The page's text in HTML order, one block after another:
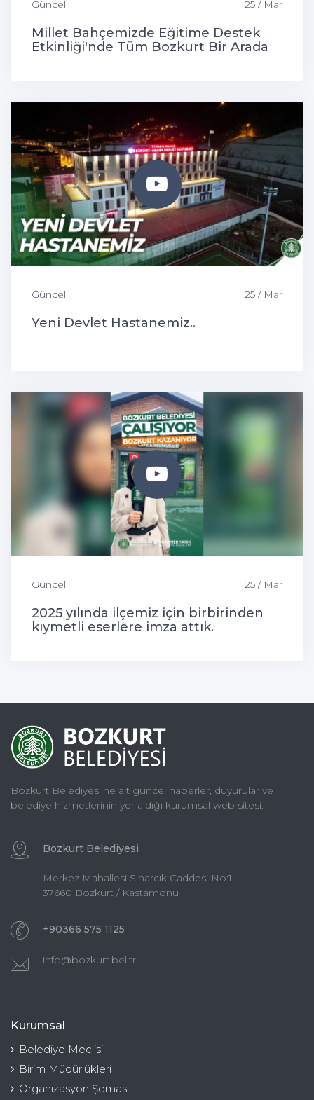
Güncel 25 / Mar
Millet Bahçemizde Eğitime Destek
Etkinliği'nde Tüm Bozkurt Bir Arada
Güncel 25 / Mar
Yeni Devlet Hastanemiz..
Güncel 25 / Mar
2025 yılında ilçemiz için birbirinden
kıymetli eserlere imza attık.
Bozkurt Belediyesi'ne ait güncel haberler, duyurular ve
belediye hizmetlerinin yer aldığı kurumsal web sitesi.
Bozkurt Belediyesi
Merkez Mahallesi Sınarcık Caddesi No:1
37660 Bozkurt / Kastamonu
+90366 575 1125
info@bozkurt.bel.tr
Kurumsal
Belediye Meclisi
Birim Müdürlükleri
Organizasyon Şeması